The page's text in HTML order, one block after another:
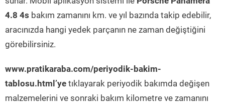
4.8 4s bakım zamanını km. ve yıl bazında takip edebilir,
aracınızda hangi yedek parçanın ne zaman değiştiğini
görebilirsiniz.
www.pratikaraba.com/periyodik-bakim-
tablosu.html’ye tıklayarak periyodik bakımda değişen
malzemelerini ve sonraki bakım kilometre ve zamanını